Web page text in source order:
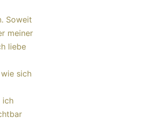
Soweit
meiner
liebe
sich
ich